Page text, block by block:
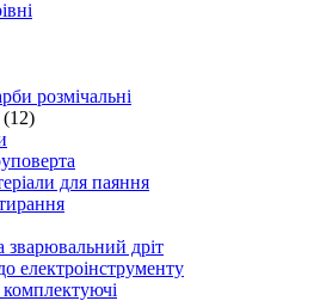
розмічальні
(12)
для паяння
зварювальний дріт
електроінструменту